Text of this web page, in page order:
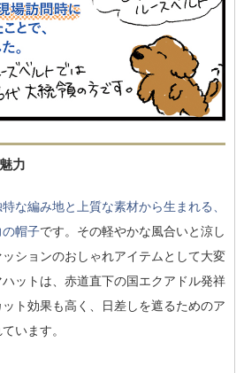
力
な編み地と上質な素材から生まれる、
帽子です。その軽やかな風合いと涼し
ションのおしゃれアイテムとして大変
ットは、赤道直下の国エクアドル発祥
ト効果も高く、日差しを遮るためのア
います。